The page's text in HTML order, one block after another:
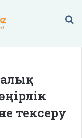
тексеру